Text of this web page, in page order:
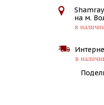
на м.
в
в